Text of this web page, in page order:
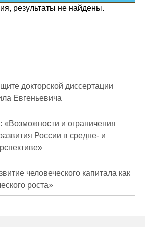
коррупции
прогнозирования
результаты не найдены.
докторской диссертации
Евгеньевича
и ограничения
России в средне- и
человеческого капитала как
роста»